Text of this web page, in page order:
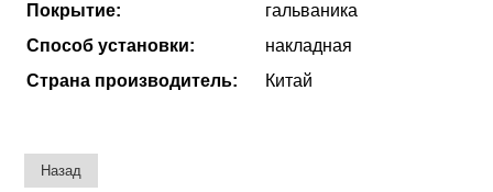
Покрытие:
гальваника
Способ установки:
накладная
Страна производитель:
Китай